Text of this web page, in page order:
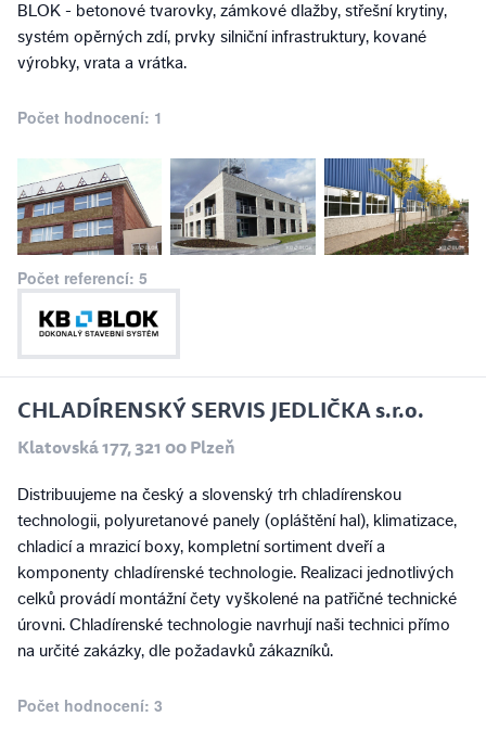
BLOK - betonové tvarovky, zámkové dlažby, střešní krytiny,
systém opěrných zdí, prvky silniční infrastruktury, kované
výrobky, vrata a vrátka.
Počet hodnocení: 1
Počet referencí: 5
CHLADÍRENSKÝ SERVIS JEDLIČKA s.r.o.
Klatovská 177, 321 00 Plzeň
Distribuujeme na český a slovenský trh chladírenskou
technologii, polyuretanové panely (opláštění hal), klimatizace,
chladicí a mrazicí boxy, kompletní sortiment dveří a
komponenty chladírenské technologie. Realizaci jednotlivých
celků provádí montážní čety vyškolené na patřičné technické
úrovni. Chladírenské technologie navrhují naši technici přímo
na určité zakázky, dle požadavků zákazníků.
Počet hodnocení: 3